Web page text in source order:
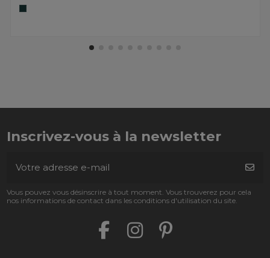
Inscrivez-vous à la newsletter
Vous pouvez vous désinscrire à tout moment. Vous trouverez pour cela
nos informations de contact dans les conditions d'utilisation du site.